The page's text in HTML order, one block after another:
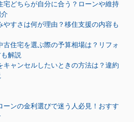
宅どちらが自分に合う？ローンや維持
やすさは何が理由？移住支援の内容も
古住宅を選ぶ際の予算相場は？リフォ
解説
キャンセルしたいときの方法は？違約
ーンの金利選びで迷う人必見！おすす